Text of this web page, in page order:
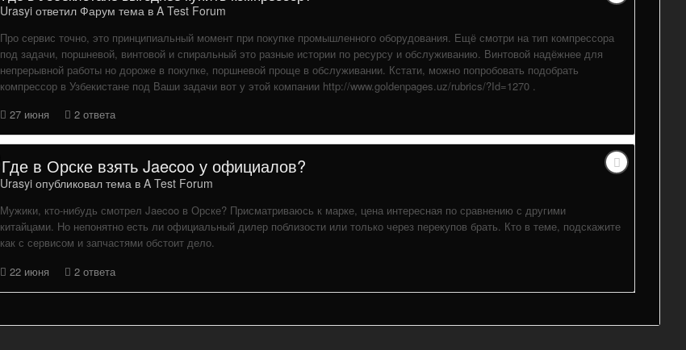
Urasyi ответил Фарум тема в A Test Forum
Про сервис точно, это принципиальный момент при покупке промышленного оборудования. Ещё смотри на тип компрессора
под задачи, поршневой, винтовой и спиральный это разные истории по ресурсу и обслуживанию. Винтовой надёжнее для
непрерывной работы но дороже в покупке, поршневой проще в обслуживании. Кстати, можно попробовать подобрать
компрессор в Узбекистане под Ваши задачи вот у этой компании http://www.goldenpages.uz/rubrics/?Id=1270 .
27 июня
2 ответа
Где в Орске взять Jaecoo у официалов?
Urasyi опубликовал тема в A Test Forum
Мужики, кто-нибудь смотрел Jaecoo в Орске? Присматриваюсь к марке, цена интересная по сравнению с другими
китайцами. Но непонятно есть ли официальный дилер поблизости или только через перекупов брать. Кто в теме, подскажите
как с сервисом и запчастями обстоит дело.
22 июня
2 ответа